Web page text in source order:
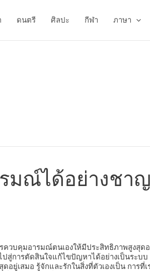
ดนตรี ศิลปะ กีฬา ภาษา
มณ์ได้อย่างชา
บคุมอารมณ์ตนเองให้มีประสิทธิภาพสูงสุดอ
การตัดสินใจแก้ไขปัญหาได้อย่างเป็นระบ
สมอ รู้จักและรักในสิ่งที่ตัวเองเป็น การที่เ